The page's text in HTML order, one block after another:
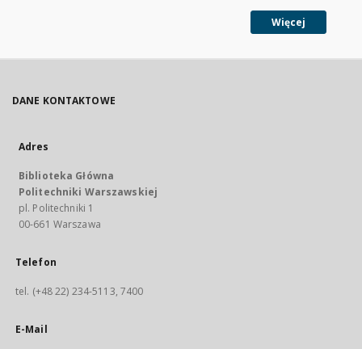
Więcej
DANE KONTAKTOWE
Adres
Biblioteka Główna
Politechniki Warszawskiej
pl. Politechniki 1
00-661 Warszawa
Telefon
tel. (+48 22) 234-5113, 7400
E-Mail